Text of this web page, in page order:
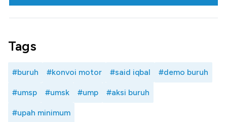
Tags
#buruh #konvoi motor #said iqbal #demo buruh
#umsp #umsk #ump #aksi buruh
#upah minimum